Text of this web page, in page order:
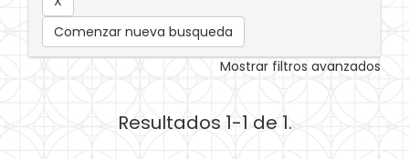
Comenzar nueva busqueda
Mostrar filtros avanzados
Resultados 1-1 de 1.